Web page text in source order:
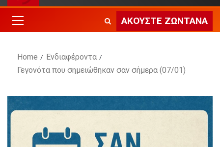
ΑΚΟΎΣΤΕ ΖΩΝΤΑΝΆ
Home
Ενδιαφέροντα
Γεγονότα που σημειώθηκαν σαν σήμερα (07/01)